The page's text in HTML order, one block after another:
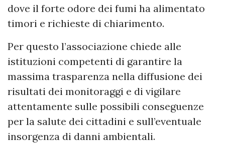
dove il forte odore dei fumi ha alimentato
timori e richieste di chiarimento.
Per questo l’associazione chiede alle
istituzioni competenti di garantire la
massima trasparenza nella diffusione dei
risultati dei monitoraggi e di vigilare
attentamente sulle possibili conseguenze
per la salute dei cittadini e sull’eventuale
insorgenza di danni ambientali.